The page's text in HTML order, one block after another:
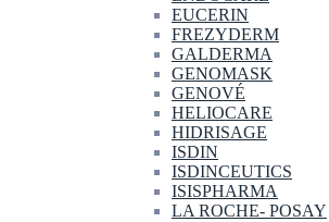
EUCERIN
FREZYDERM
GALDERMA
GENOMASK
GENOVÉ
HELIOCARE
HIDRISAGE
ISDIN
ISDINCEUTICS
ISISPHARMA
LA ROCHE- POSAY